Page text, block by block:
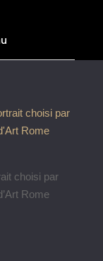
choisi par
Rome